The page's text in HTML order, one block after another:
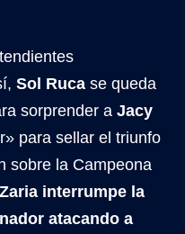
Sol Ruca se queda
sorprender a Jacy
para sellar el triunfo
sobre la Campeona
Zaria interrumpe la
atacando a